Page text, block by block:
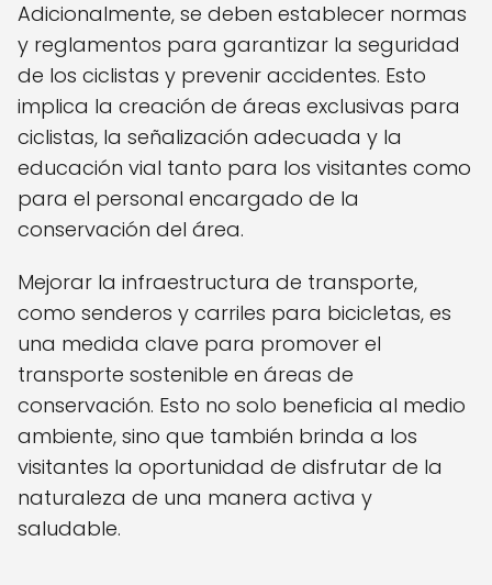
Adicionalmente, se deben establecer normas
y reglamentos para garantizar la seguridad
de los ciclistas y prevenir accidentes. Esto
implica la creación de áreas exclusivas para
ciclistas, la señalización adecuada y la
educación vial tanto para los visitantes como
para el personal encargado de la
conservación del área.
Mejorar la infraestructura de transporte,
como senderos y carriles para bicicletas, es
una medida clave para promover el
transporte sostenible en áreas de
conservación. Esto no solo beneficia al medio
ambiente, sino que también brinda a los
visitantes la oportunidad de disfrutar de la
naturaleza de una manera activa y
saludable.